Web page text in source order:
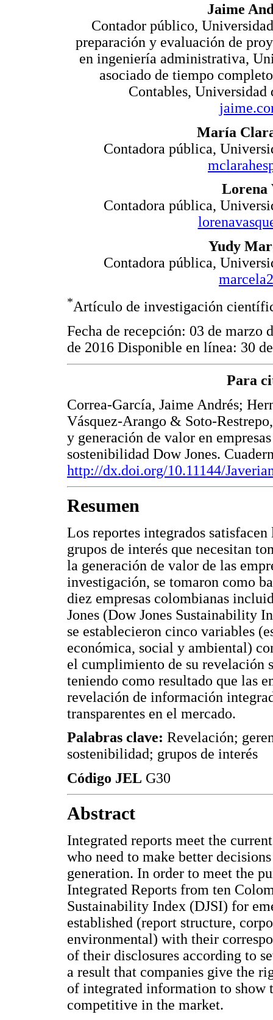
Jaime
Contador público,
preparación y evaluación de
en ingeniería administrativa,
asociado de tiempo
Contables,
María
Contadora pública,
Lorena
Contadora pública,
Yudy
Contadora pública,
*Artículo de investigación
Fecha de recepción: 03 de marzo
de 2016 Disponible en línea: 30
Para
Correa-García, Jaime Andrés;
Vásquez-Arango & Soto-
y generación de valor en
sostenibilidad Dow Jones.
http://dx.doi.org/10.11144/
Resumen
Los reportes integrados
grupos de interés que necesitan
la generación de valor de las
investigación, se tomaron como
diez empresas colombianas
Jones (Dow Jones Sustainability
se establecieron cinco variables
económica, social y ambiental)
el cumplimiento de su revelación
teniendo como resultado que las
revelación de información
transparentes en el mercado.
Palabras clave: Revelación;
sostenibilidad; grupos de interés
Código JEL G30
Abstract
Integrated reports meet the
who need to make better
generation. In order to meet the
Integrated Reports from ten
Sustainability Index (DJSI) for
established (report structure,
environmental) with their
of their disclosures according to
a result that companies give the
of integrated information to show
competitive in the market.